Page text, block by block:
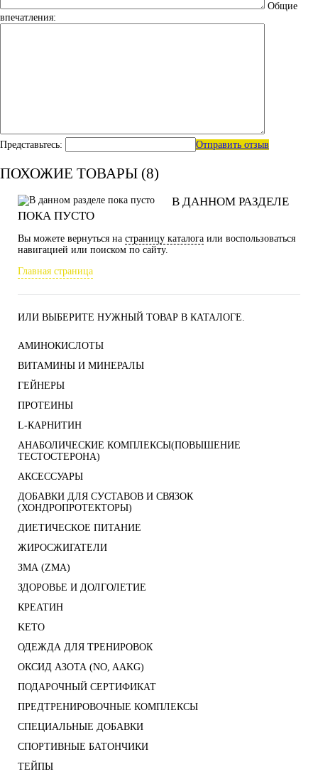
Общие
впечатления:
Представьтесь: Отправить отзыв
ПОХОЖИЕ ТОВАРЫ (8)
В ДАННОМ РАЗДЕЛЕ
ПОКА ПУСТО
Вы можете вернуться на страницу каталога или воспользоваться
навигацией или поиском по сайту.
Главная страница
ИЛИ ВЫБЕРИТЕ НУЖНЫЙ ТОВАР В КАТАЛОГЕ.
АМИНОКИСЛОТЫ
ВИТАМИНЫ И МИНЕРАЛЫ
ГЕЙНЕРЫ
ПРОТЕИНЫ
L-КАРНИТИН
АНАБОЛИЧЕСКИЕ КОМПЛЕКСЫ(ПОВЫШЕНИЕ
ТЕСТОСТЕРОНА)
АКСЕССУАРЫ
ДОБАВКИ ДЛЯ СУСТАВОВ И СВЯЗОК
(ХОНДРОПРОТЕКТОРЫ)
ДИЕТИЧЕСКОЕ ПИТАНИЕ
ЖИРОСЖИГАТЕЛИ
ЗМА (ZMA)
ЗДОРОВЬЕ И ДОЛГОЛЕТИЕ
КРЕАТИН
KETO
ОДЕЖДА ДЛЯ ТРЕНИРОВОК
ОКСИД АЗОТА (NO, AAKG)
ПОДАРОЧНЫЙ СЕРТИФИКАТ
ПРЕДТРЕНИРОВОЧНЫЕ КОМПЛЕКСЫ
СПЕЦИАЛЬНЫЕ ДОБАВКИ
СПОРТИВНЫЕ БАТОНЧИКИ
ТЕЙПЫ